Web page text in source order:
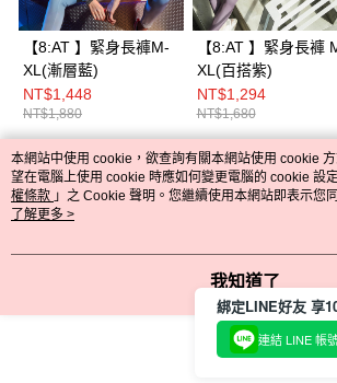
【8:AT 】緊身長褲M-
XL(漸層藍)
NT$1,448
NT$1,880
【8:AT 】緊身長褲
XL(百搭紫)
NT$1,294
NT$1,680
熱門標籤
本網站中使用 cookie，欲查詢有關本網站使用 cookie 方
望在電腦上使用 cookie 時應如何變更電腦的 cookie 設
權條款 」之 Cookie 聲明。您繼續使用本網站即表示您
用條款之 Cookie 聲明使用 cookie。
了解更多 >
我知道了
連結 LINE 帳